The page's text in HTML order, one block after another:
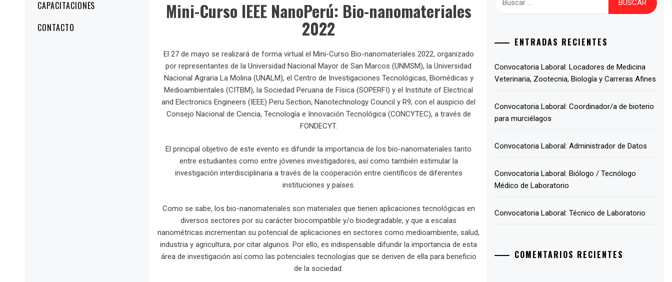
CAPACITACIONES
CONTACTO
Mini-Curso IEEE NanoPerú: Bio-nanomateriales
2022
El 27 de mayo se realizará de forma virtual el Mini-Curso Bio-nanomateriales 2022, organizado
por representantes de la Universidad Nacional Mayor de San Marcos (UNMSM), la Universidad
Nacional Agraria La Molina (UNALM), el Centro de Investigaciones Tecnológicas, Biomédicas y
Medioambientales (CITBM), la Sociedad Peruana de Física (SOPERFI) y el Institute of Electrical
and Electronics Engineers (IEEE) Peru Section, Nanotechnology Council y R9; con el auspicio del
Consejo Nacional de Ciencia, Tecnología e Innovación Tecnológica (CONCYTEC), a través de
FONDECYT.
El principal objetivo de este evento es difundir la importancia de los bio-nanomateriales tanto
entre estudiantes como entre jóvenes investigadores, así como también estimular la
investigación interdisciplinaria a través de la cooperación entre científicos de diferentes
instituciones y países.
Como se sabe, los bio-nanomateriales son materiales que tienen aplicaciones tecnológicas en
diversos sectores por su carácter biocompatible y/o biodegradable, y que a escalas
nanométricas incrementan su potencial de aplicaciones en sectores como medioambiente, salud,
industria y agricultura, por citar algunos. Por ello, es indispensable difundir la importancia de esta
área de investigación así como las potenciales tecnologías que se deriven de ella para beneficio
de la sociedad.
ENTRADAS RECIENTES
Convocatoria Laboral: Locadores de Medicina
Veterinaria, Zootecnia, Biología y Carreras Afines
Convocatoria Laboral: Coordinador/a de bioterio
para murciélagos
Convocatoria Laboral: Administrador de Datos
Convocatoria Laboral: Biólogo / Tecnólogo
Médico de Laboratorio
Convocatoria Laboral: Técnico de Laboratorio
COMENTARIOS RECIENTES